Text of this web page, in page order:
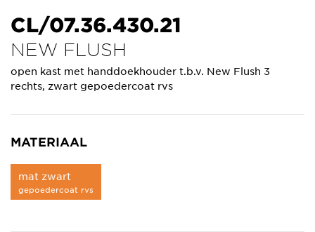
CL/07.36.430.21
NEW FLUSH
open kast met handdoekhouder t.b.v. New Flush 3
rechts, zwart gepoedercoat rvs
MATERIAAL
mat zwart
gepoedercoat rvs